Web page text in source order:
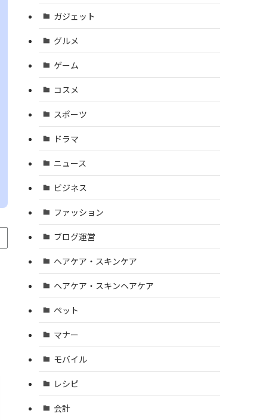
ガジェット
グルメ
ゲーム
コスメ
スポーツ
ドラマ
ニュース
ビジネス
ファッション
ブログ運営
ヘアケア・スキンケア
ヘアケア・スキンヘアケア
ペット
マナー
モバイル
レシピ
会計